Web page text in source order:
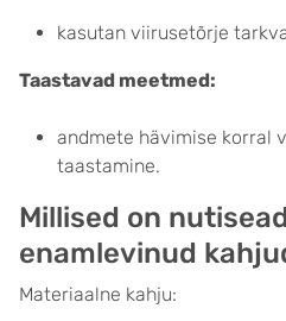
kasutan viirusetõrje
Taastavad meetmed:
andmete hävimise korral
taastamine.
Millised on
enamlevinud
Materiaalne kahju: